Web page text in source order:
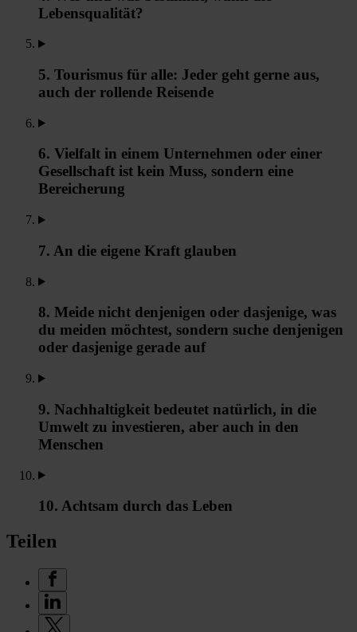
Lebensqualität?
5. Tourismus für alle: Jeder geht gerne aus,
auch der rollende Reisende
6. Vielfalt in einem Unternehmen oder einer
Gesellschaft ist kein Muss, sondern eine
Bereicherung
7. An die eigene Kraft glauben
8. Meide nicht denjenigen oder dasjenige, was
du meiden möchtest, sondern suche denjenigen
oder dasjenige gerade auf
9. Nachhaltigkeit bedeutet natürlich, in die
Umwelt zu investieren, aber auch in den
Menschen
10. Achtsam durch das Leben
Teilen